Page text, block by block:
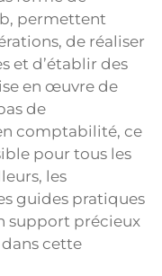
permettent
de réaliser
et d’établir des
en œuvre de
de
comptabilité, ce
pour tous les
les
guides pratiques
support précieux
cette